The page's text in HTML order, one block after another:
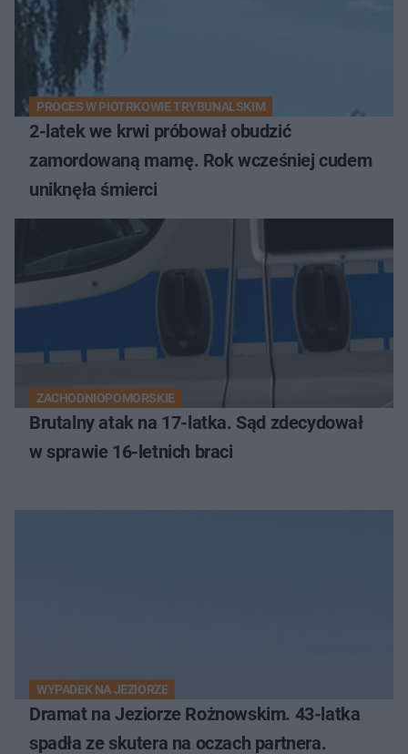
PROCES W PIOTRKOWIE TRYBUNALSKIM
2-latek we krwi próbował obudzić
zamordowaną mamę. Rok wcześniej cudem
uniknęła śmierci
ZACHODNIOPOMORSKIE
Brutalny atak na 17-latka. Sąd zdecydował
w sprawie 16-letnich braci
WYPADEK NA JEZIORZE
Dramat na Jeziorze Rożnowskim. 43-latka
spadła ze skutera na oczach partnera.